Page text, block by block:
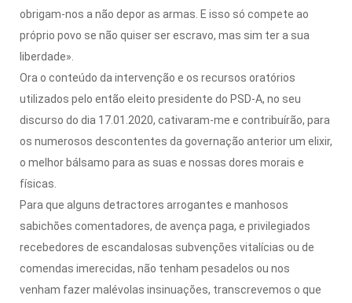
obrigam-nos a não depor as armas. E isso só compete ao
próprio povo se não quiser ser escravo, mas sim ter a sua
liberdade».
Ora o conteúdo da intervenção e os recursos oratórios
utilizados pelo então eleito presidente do PSD-A, no seu
discurso do dia 17.01.2020, cativaram-me e contribuírão, para
os numerosos descontentes da governação anterior um elixir,
o melhor bálsamo para as suas e nossas dores morais e
físicas.
Para que alguns detractores arrogantes e manhosos
sabichões comentadores, de avença paga, e privilegiados
recebedores de escandalosas subvenções vitalícias ou de
comendas imerecidas, não tenham pesadelos ou nos
venham fazer malévolas insinuações, transcrevemos o que